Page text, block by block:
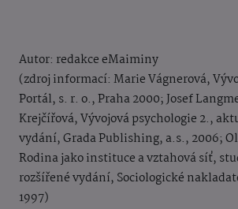
Autor: redakce eMaiminy
(zdroj informací: Marie Vágnerová,
Portál, s. r. o., Praha 2000; Josef
Krejčířová, Vývojová psychologie 2.,
vydání, Grada Publishing, a.s., 2006;
Rodina jako instituce a vztahová síť,
rozšířené vydání, Sociologické
1997)